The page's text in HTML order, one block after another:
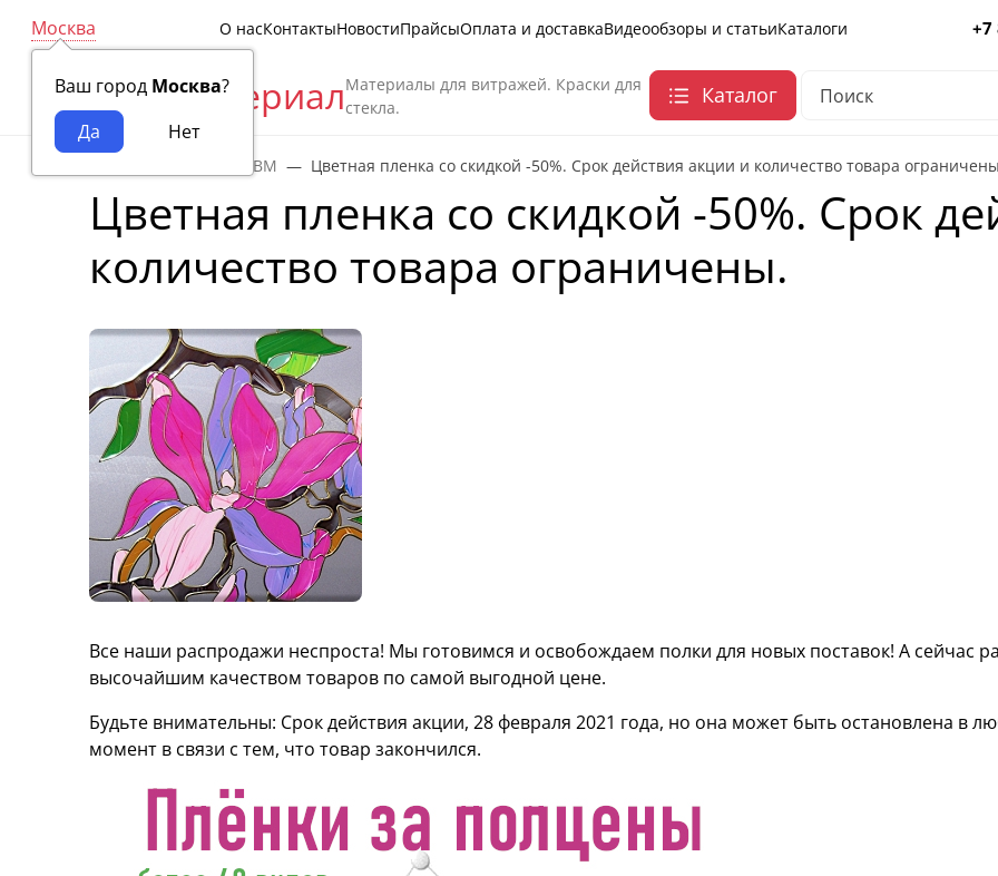
Москва
Ваш город Москва?
О насКонтактыНовостиПрайсыОплата и доставкаВидеообзоры и статьиКаталоги +7
Витраж МатериалМатериалы для витражей. Краски для
стекла.
Каталог
Новости ВМ Цветная пленка со скидкой -50%. Срок действия акции и количество товара
Цветная пленка со скидкой -50%. Срок
количество товара ограничены.
Все наши распродажи неспроста! Мы готовимся и освобождаем полки для новых поставок! А сейчас
высочайшим качеством товаров по самой выгодной цене.
Будьте внимательны: Срок действия акции, 28 февраля 2021 года, но она может быть остановлена в
момент в связи с тем, что товар закончился.